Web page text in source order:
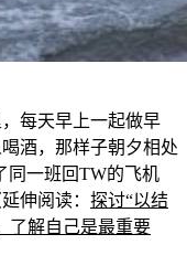
每天早上一起做早
酒，那样子朝夕相处
同一班回TW的飞机
伸阅读： 探讨“以结
了解自己是最重要